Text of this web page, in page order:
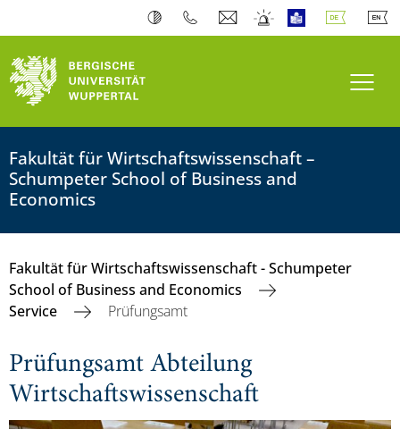
Fakultät für Wirtschaftswissenschaft –
Schumpeter School of Business and
Economics
Fakultät für Wirtschaftswissenschaft - Schumpeter
School of Business and Economics
Service
Prüfungsamt
Prüfungsamt Abteilung
Wirtschaftswissenschaft